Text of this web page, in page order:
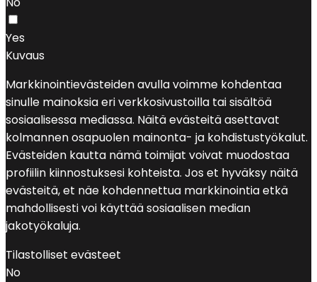
Yes
Kuvaus
Markkinointievästeiden avulla voimme kohdentaa
sinulle mainoksia eri verkkosivustoilla tai sisältöä
sosiaalisessa mediassa. Näitä evästeitä asettavat
kolmannen osapuolen mainonta- ja kohdistustyökalut.
Evästeiden kautta nämä toimijat voivat muodostaa
profiilin kiinnostuksesi kohteista. Jos et hyväksy näitä
evästeitä, et näe kohdennettua markkinointia etkä
mahdollisesti voi käyttää sosiaalisen median
jakotyökaluja.
Tilastolliset evästeet
No